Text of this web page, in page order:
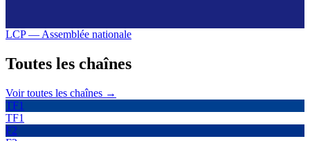
LCP — Assemblée nationale
Toutes les chaînes
Voir toutes les chaînes →
TF1
TF1
F2